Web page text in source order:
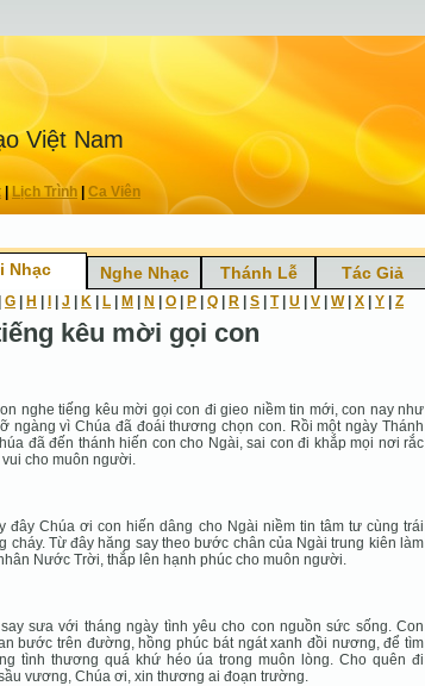
Việt Nam
| Lịch Trình Ca Viên
Nhạc Nghe Nhạc Thánh Lễ Tác Giả
G H J K L M N O P Q R S T| U V W| X Y Z
kêu mời gọi con
nghe tiếng kêu mời gọi con đi gieo niềm tin mới, con nay như
ngàng vì Chúa đã đoái thương chọn con. Rồi một ngày Thánh
đã đến thánh hiến con cho Ngài, sai con đi khắp mọi nơi rắc
cho muôn người.
đây Chúa ơi con hiến dâng cho Ngài niềm tin tâm tư cùng trái
cháy. Từ đây hăng say theo bước chân của Ngài trung kiên làm
Nước Trời, thắp lên hạnh phúc cho muôn người.
sưa với tháng ngày tình yêu cho con nguồn sức sống. Con
bước trên đường, hồng phúc bát ngát xanh đồi nương, để tìm
tình thương quá khứ héo úa trong muôn lòng. Cho quên đi
vương, Chúa ơi, xin thương ai đoạn trường.